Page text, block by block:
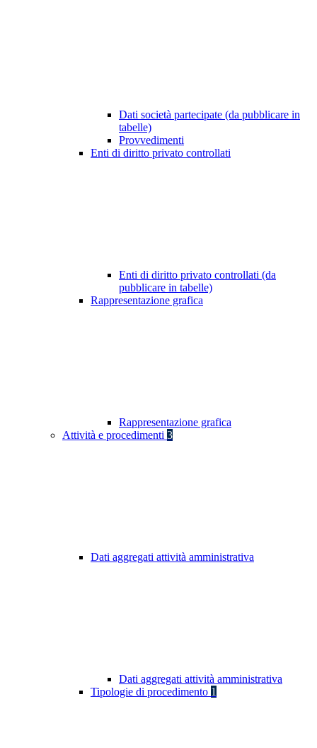
Dati società partecipate (da pubblicare in
tabelle)
Provvedimenti
Enti di diritto privato controllati
Enti di diritto privato controllati (da
pubblicare in tabelle)
Rappresentazione grafica
Rappresentazione grafica
Attività e procedimenti 3
Dati aggregati attività amministrativa
Dati aggregati attività amministrativa
Tipologie di procedimento 1